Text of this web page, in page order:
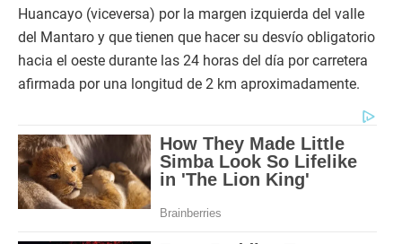
Huancayo (viceversa) por la margen izquierda del valle
del Mantaro y que tienen que hacer su desvío obligatorio
hacia el oeste durante las 24 horas del día por carretera
afirmada por una longitud de 2 km aproximadamente.